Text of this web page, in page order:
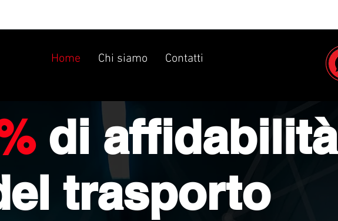
Home Chi siamo Contatti
di affidabilità
trasporto